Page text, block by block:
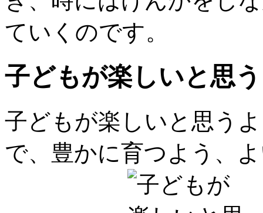
ていくのです。
子どもが楽しいと思
子どもが楽しいと思う
で、豊かに育つよう、